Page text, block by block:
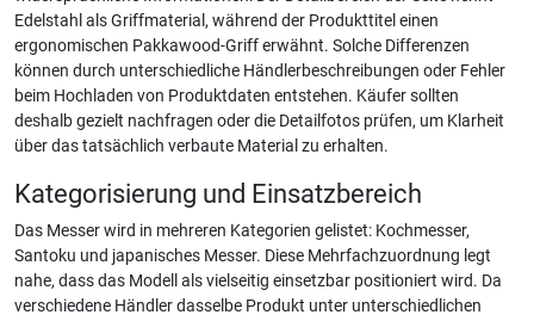
Edelstahl als Griffmaterial, während der Produkttitel einen
ergonomischen Pakkawood-Griff erwähnt. Solche Differenzen
können durch unterschiedliche Händlerbeschreibungen oder Fehler
beim Hochladen von Produktdaten entstehen. Käufer sollten
deshalb gezielt nachfragen oder die Detailfotos prüfen, um Klarheit
über das tatsächlich verbaute Material zu erhalten.
Kategorisierung und Einsatzbereich
Das Messer wird in mehreren Kategorien gelistet: Kochmesser,
Santoku und japanisches Messer. Diese Mehrfachzuordnung legt
nahe, dass das Modell als vielseitig einsetzbar positioniert wird. Da
verschiedene Händler dasselbe Produkt unter unterschiedlichen